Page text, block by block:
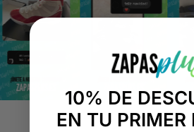
10% DE
EN TU PRIMER